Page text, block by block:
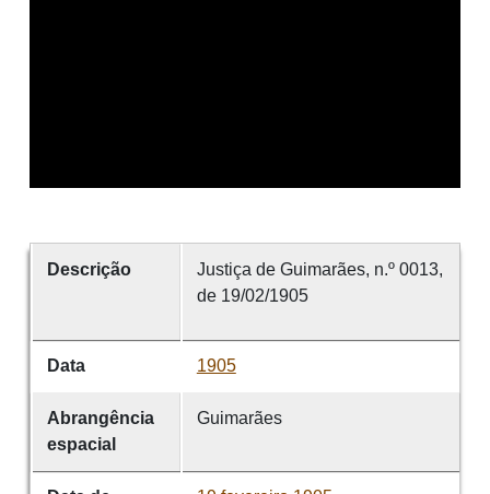
Descrição
Justiça de Guimarães, n.º 0013,
de 19/02/1905
Data 1905
Abrangência
espacial
Guimarães